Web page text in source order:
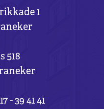
1
518
- 39 41 41